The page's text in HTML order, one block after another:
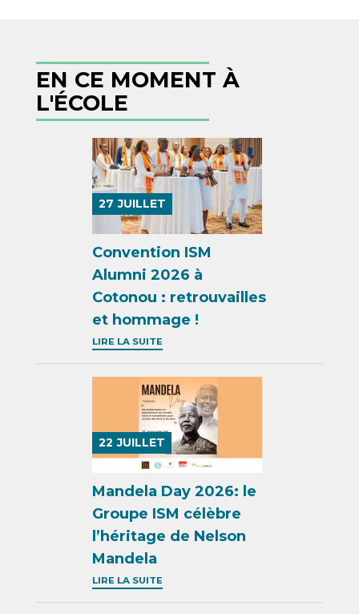
EN CE MOMENT À
L'ÉCOLE
27 JUILLET
Convention ISM
Alumni 2026 à
Cotonou : retrouvailles
et hommage !
LIRE LA SUITE
22 JUILLET
Mandela Day 2026: le
Groupe ISM célèbre
l’héritage de Nelson
Mandela
LIRE LA SUITE